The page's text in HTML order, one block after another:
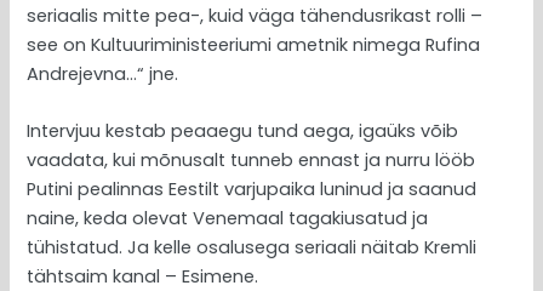
seriaalis mitte pea-, kuid väga tähendusrikast rolli –
see on Kultuuriministeeriumi ametnik nimega Rufina
Andrejevna…“ jne.
Intervjuu kestab peaaegu tund aega, igaüks võib
vaadata, kui mõnusalt tunneb ennast ja nurru lööb
Putini pealinnas Eestilt varjupaika luninud ja saanud
naine, keda olevat Venemaal tagakiusatud ja
tühistatud. Ja kelle osalusega seriaali näitab Kremli
tähtsaim kanal – Esimene.